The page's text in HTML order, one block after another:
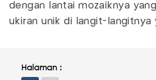
dengan lantai mozaiknya
ukiran unik di langit-langitnya
Halaman :